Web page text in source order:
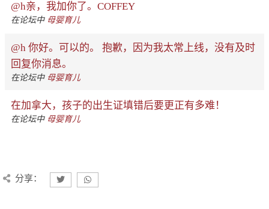
@h亲，我加你了。COFFEY
在论坛中 母婴育儿
@h 你好。可以的。 抱歉，因为我太常上线，没有及时
回复你消息。
在论坛中 母婴育儿
在加拿大，孩子的出生证填错后要更正有多难！
在论坛中 母婴育儿
分享：